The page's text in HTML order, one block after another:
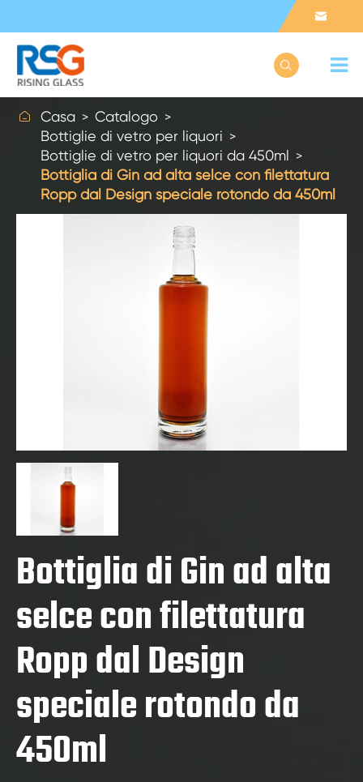


 Casa
Catalogo
Bottiglie di vetro per liquori
Bottiglie di vetro per liquori da 450ml
Bottiglia di Gin ad alta selce con filettatura
Ropp dal Design speciale rotondo da 450ml
Bottiglia di Gin ad alta
selce con filettatura
Ropp dal Design
speciale rotondo da
450ml